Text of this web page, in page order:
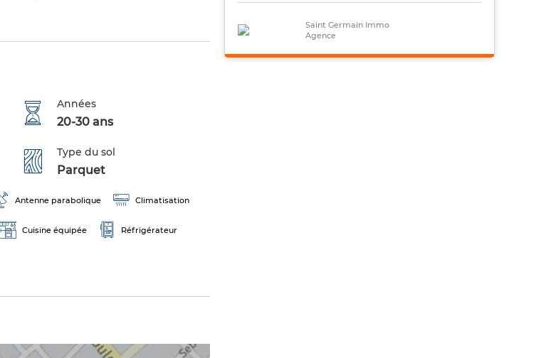
Années
20-30 ans
Type du sol
Parquet
Antenne parabolique Climatisation
Cuisine équipée Réfrigérateur
Saint Germain Immo
Agence